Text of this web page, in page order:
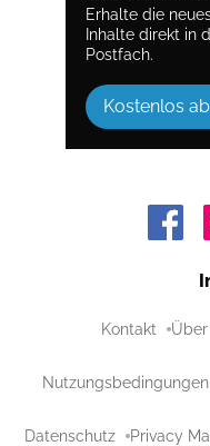
Erhalte die
Inhalte direkt in
Postfach.
Kostenlos
Kontakt
Nutzungsbedingungen
Datenschutz Privacy